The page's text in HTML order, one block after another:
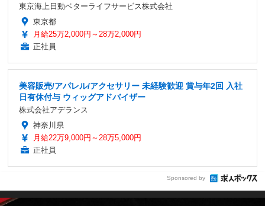
東京海上日動ベターライフサービス株式会社
東京都
月給25万2,000円～28万2,000円
正社員
美容販売/アパレル/アクセサリー 未経験歓迎 賞与年2回 入社
日有休付与 ウィッグアドバイザー
株式会社アデランス
神奈川県
月給22万9,000円～28万5,000円
正社員
Sponsored by